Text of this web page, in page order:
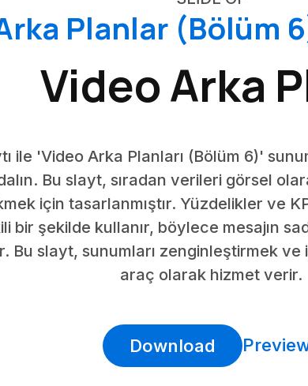
Planlar (Bölüm
Video Arka
ile 'Video Arka Planları (Bölüm 6)'
Bu slayt, sıradan verileri görsel
için tasarlanmıştır. Yüzdelikler ve
bir şekilde kullanır, böylece mesajın
Bu slayt, sunumları zenginleştirmek ve
araç olarak hizmet verir.
Download